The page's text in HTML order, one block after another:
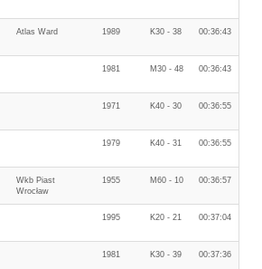
Atlas Ward 1989 K30 - 38 00:36:43
1981 M30 - 48 00:36:43
1971 K40 - 30 00:36:55
1979 K40 - 31 00:36:55
Wkb Piast
Wrocław
1955 M60 - 10 00:36:57
1995 K20 - 21 00:37:04
1981 K30 - 39 00:37:36